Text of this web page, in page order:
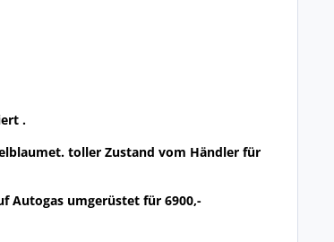
.
toller Zustand vom Händler für
Autogas umgerüstet für 6900,-